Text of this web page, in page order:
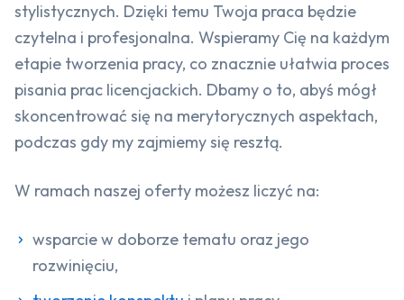
stylistycznych. Dzięki temu Twoja praca będzie
czytelna i profesjonalna. Wspieramy Cię na każdym
etapie tworzenia pracy, co znacznie ułatwia proces
pisania prac licencjackich. Dbamy o to, abyś mógł
skoncentrować się na merytorycznych aspektach,
podczas gdy my zajmiemy się resztą.
W ramach naszej oferty możesz liczyć na:
wsparcie w doborze tematu oraz jego
rozwinięciu,